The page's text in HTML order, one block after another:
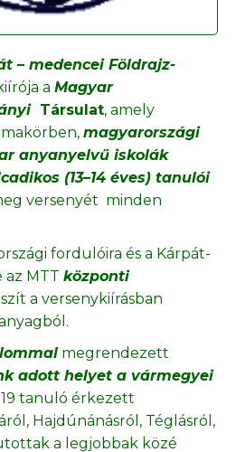
– medencei Földrajz-
a Magyar
Társulat, amely
magyarországi
anyanyelvű iskolák
(13–14 éves) tanulói
versenyét minden
fordulóira és a Kárpát-
MTT központi
a versenykiírásban
megrendezett
adott helyet a vármegyei
tanuló érkezett
Hajdúnánásról, Téglásról,
a legjobbak közé